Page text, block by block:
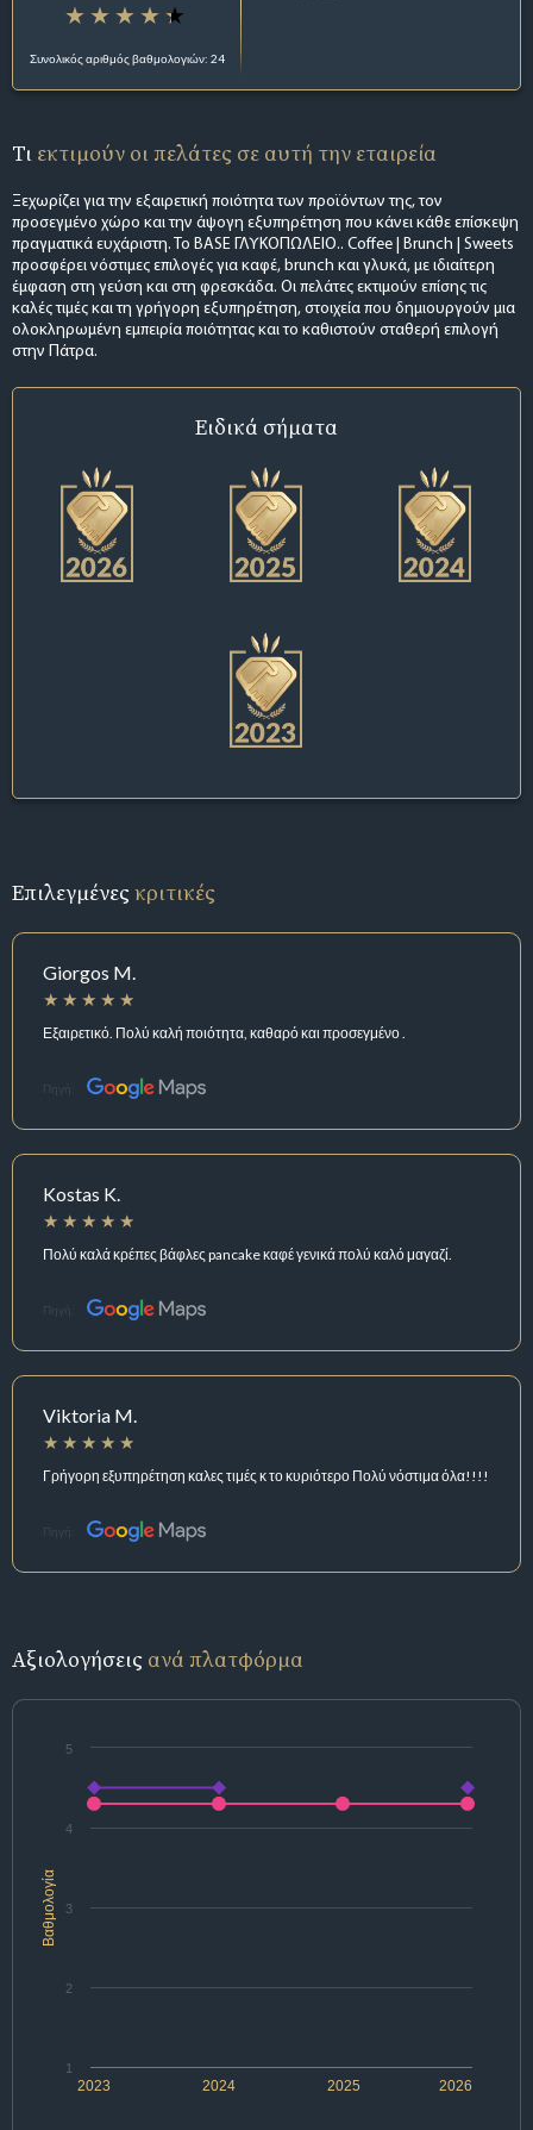
Συνολικός αριθμός βαθμολογιών: 24
Τι εκτιμούν οι πελάτες σε αυτή την εταιρεία
Ξεχωρίζει για την εξαιρετική ποιότητα των προϊόντων της, τον
προσεγμένο χώρο και την άψογη εξυπηρέτηση που κάνει κάθε επίσκεψη
πραγματικά ευχάριστη. Το BASE ΓΛΥΚΟΠΩΛΕΙΟ.. Coffee | Brunch | Sweets
προσφέρει νόστιμες επιλογές για καφέ, brunch και γλυκά, με ιδιαίτερη
έμφαση στη γεύση και στη φρεσκάδα. Οι πελάτες εκτιμούν επίσης τις
καλές τιμές και τη γρήγορη εξυπηρέτηση, στοιχεία που δημιουργούν μια
ολοκληρωμένη εμπειρία ποιότητας και το καθιστούν σταθερή επιλογή
στην Πάτρα.
Ειδικά σήματα
Επιλεγμένεςκριτικές
Giorgos M.
Εξαιρετικό. Πολύ καλή ποιότητα, καθαρό και προσεγμένο .
Πηγή:
Kostas K.
Πολύ καλά κρέπες βάφλες pancake καφέ γενικά πολύ καλό μαγαζί.
Πηγή:
Viktoria M.
Γρήγορη εξυπηρέτηση καλες τιμές κ το κυριότερο Πολύ νόστιμα όλα!!!!
Πηγή:
Αξιολογήσεις ανά πλατφόρμα
Βαθμολογία
2024 2026
2023 2025
1
2
3
4
5